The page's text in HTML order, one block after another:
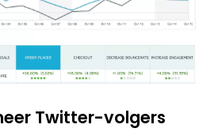
Twitter-volgers